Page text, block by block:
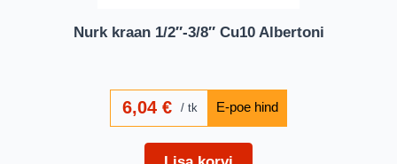
Nurk kraan 1/2″-3/8″ Cu10 Albertoni
6,04€ tk